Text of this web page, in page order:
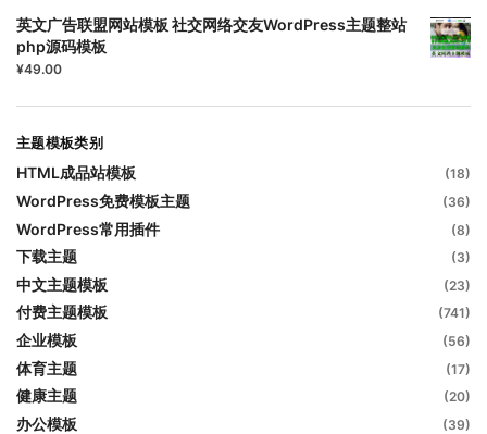
英文广告联盟网站模板 社交网络交友WordPress主题整站
php源码模板
¥49.00
主题模板类别
HTML成品站模板 (18)
WordPress免费模板主题 (36)
WordPress常用插件 (8)
下载主题 (3)
中文主题模板 (23)
付费主题模板 (741)
企业模板 (56)
体育主题 (17)
健康主题 (20)
办公模板 (39)